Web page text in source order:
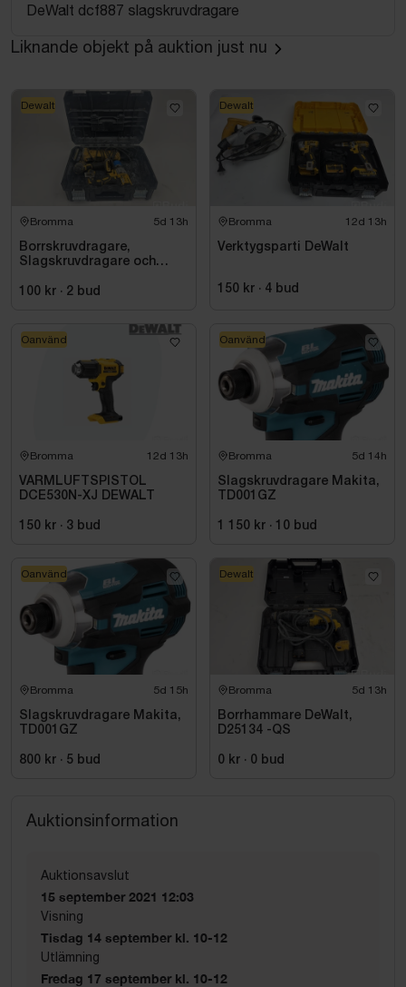
DeWalt dcf887 slagskruvdragare
Liknande objekt på auktion just nu
Bromma 5d 13h
Borrskruvdragare,
Slagskruvdragare och
100 kr · 2 bud
Dewalt
Bromma 12d 13h
Verktygsparti DeWalt
150 kr · 4 bud
Dewalt
Bromma 12d 13h
VARMLUFTSPISTOL
DCE530N-XJ DEWALT
150 kr · 3 bud
Oanvänd
Bromma 5d 14h
Slagskruvdragare Makita,
TD001GZ
1 150 kr · 10 bud
Oanvänd
Bromma 5d 15h
Slagskruvdragare Makita,
TD001GZ
800 kr · 5 bud
Oanvänd
Bromma 5d 13h
Borrhammare DeWalt,
D25134 -QS
0 kr · 0 bud
Dewalt
Auktionsinformation
Auktionsavslut
15 september 2021 12:03
Visning
Tisdag 14 september kl. 10-12
Utlämning
Fredag 17 september kl. 10-12